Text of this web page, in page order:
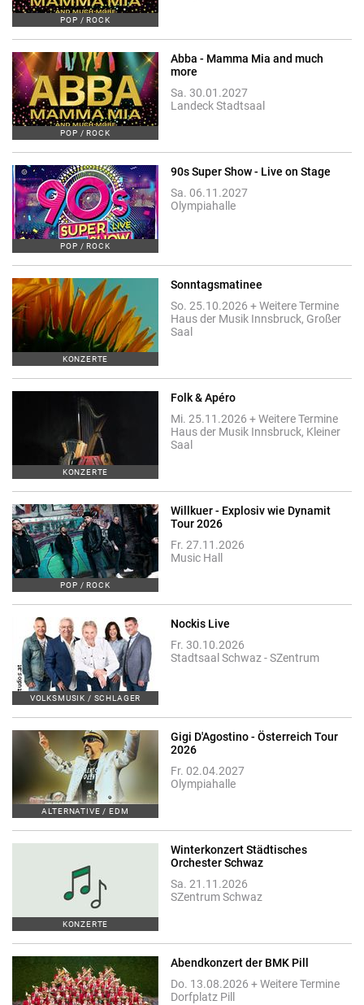
POP / ROCK
POP / ROCK
Abba - Mamma Mia and much
more
Sa. 30.01.2027
Landeck Stadtsaal
POP / ROCK
90s Super Show - Live on Stage
Sa. 06.11.2027
Olympiahalle
KONZERTE
Sonntagsmatinee
So. 25.10.2026 + Weitere Termine
Haus der Musik Innsbruck, Großer
Saal
KONZERTE
Folk & Apéro
Mi. 25.11.2026 + Weitere Termine
Haus der Musik Innsbruck, Kleiner
Saal
POP / ROCK
Willkuer - Explosiv wie Dynamit
Tour 2026
Fr. 27.11.2026
Music Hall
VOLKSMUSIK / SCHLAGER
Nockis Live
Fr. 30.10.2026
Stadtsaal Schwaz - SZentrum
ALTERNATIVE / EDM
Gigi D'Agostino - Österreich Tour
2026
Fr. 02.04.2027
Olympiahalle
KONZERTE
Winterkonzert Städtisches
Orchester Schwaz
Sa. 21.11.2026
SZentrum Schwaz
Abendkonzert der BMK Pill
Do. 13.08.2026 + Weitere Termine
Dorfplatz Pill